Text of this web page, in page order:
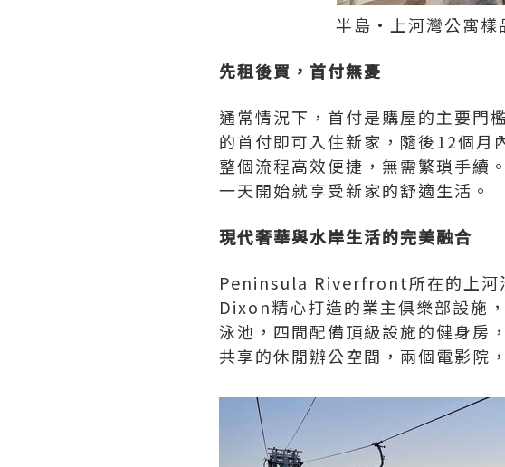
半島•上河灣公寓
先租後買，首付無憂
通常情況下，首付是購屋的主要門
的首付即可入住新家，隨後12個月
整個流程高效便捷，無需繁瑣手續
一天開始就享受新家的舒適生活。
現代奢華與水岸生活的完美融合
Peninsula Riverfront所在的上河
Dixon精心打造的業主俱樂部設施
泳池，四間配備頂級設施的健身房
共享的休閒辦公空間，兩個電影院